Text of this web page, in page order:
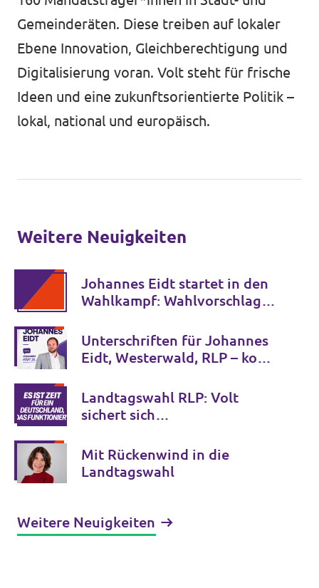
Gemeinderäten. Diese treiben auf lokaler
Ebene Innovation, Gleichberechtigung und
Digitalisierung voran. Volt steht für frische
Ideen und eine zukunftsorientierte Politik –
lokal, national und europäisch.
Weitere Neuigkeiten
Johannes Eidt startet in den
Wahlkampf: Wahlvorschlag
Unterschriften für Johannes
Eidt, Westerwald, RLP – komm
Montabaur!
Landtagswahl RLP: Volt
sichert sich
Prozent als Fundament für
die Zukunft
Mit Rückenwind in die
Landtagswahl
Weitere Neuigkeiten